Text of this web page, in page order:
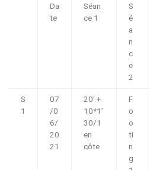
Da
te
Séan
ce 1
S
é
a
n
c
e
2
S
1
07
/0
6/
20
21
20′ +
10*1’
30/1
en
côte
F
o
o
ti
n
g